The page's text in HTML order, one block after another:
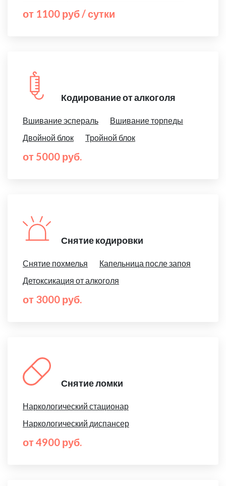
от 1100 руб / сутки
Кодирование от алкоголя
Вшивание эспераль
Вшивание торпеды
Двойной блок
Тройной блок
от 5000 руб.
Снятие кодировки
Снятие похмелья
Капельница после запоя
Детоксикация от алкоголя
от 3000 руб.
Снятие ломки
Наркологический стационар
Наркологический диспансер
от 4900 руб.